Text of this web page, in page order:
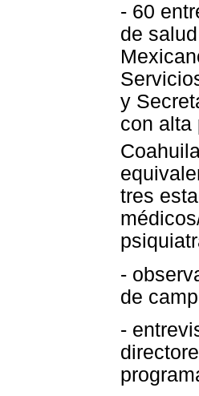
- 60
de
y
con alta
tres
-
de
-